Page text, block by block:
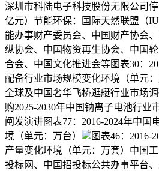
深圳市科陆电子科技股份无限公司
亿元）节能环保：国际天然联盟（
能办事财产委员会、中国财产协会
纵协会、中国物资再生协会、中国
合会、中国文化推进会等图表30：
配备行业市场规模变化环境（单元
全球及中国奢华飞桥逛艇行业市场
购2025-2030年中国钠离子电池行业
阐发演讲图表77：2016-2024年中国
境（单元：万台）
图表46：2016-
产量变化环境（单元：万套）中国
投标网、中国招投标公共办事平台